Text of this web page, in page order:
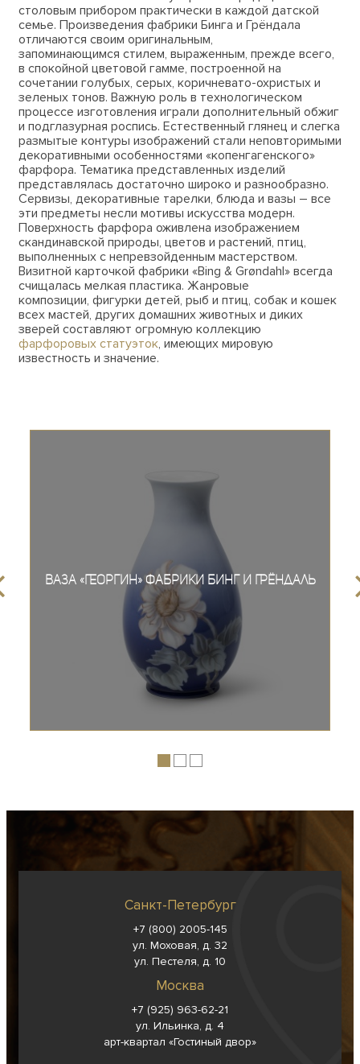
столовым прибором практически в каждой датской
семье. Произведения фабрики Бинга и Грёндала
отличаются своим оригинальным,
запоминающимся стилем, выраженным, прежде всего,
в спокойной цветовой гамме, построенной на
сочетании голубых, серых, коричневато-охристых и
зеленых тонов. Важную роль в технологическом
процессе изготовления играли дополнительный обжиг
и подглазурная роспись. Естественный глянец и слегка
размытые контуры изображений стали неповторимыми
декоративными особенностями «копенгагенского»
фарфора. Тематика представленных изделий
представлялась достаточно широко и разнообразно.
Сервизы, декоративные тарелки, блюда и вазы – все
эти предметы несли мотивы искусства модерн.
Поверхность фарфора оживлена изображением
скандинавской природы, цветов и растений, птиц,
выполненных с непревзойденным мастерством.
Визитной карточкой фабрики «Bing & Grøndahl» всегда
счищалась мелкая пластика. Жанровые
композиции, фигурки детей, рыб и птиц, собак и кошек
всех мастей, других домашних животных и диких
зверей составляют огромную коллекцию
фарфоровых статуэток, имеющих мировую
известность и значение.
Ваза «Георгин» фабрики Бинг и Грёндаль
Санкт-Петербург
+7 (800) 2005-145
ул. Моховая, д. 32
ул. Пестеля, д. 10
Москва
+7 (925) 963-62-21
ул. Ильинка, д. 4
арт-квартал «Гостиный двор»